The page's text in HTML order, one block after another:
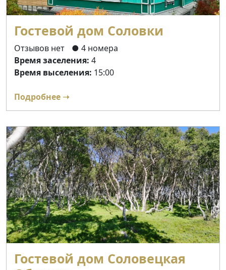
Гостевой дом Соловки
Отзывов нет
● 4 номера
Время заселения: 4
Время выселения: 15:00
Подробнее ➝
Гостевой дом Соловецкая